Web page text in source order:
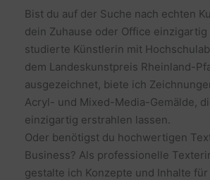
Bist du auf der Suche nach echten
dein Zuhause oder Office einzigartig
studierte Künstlerin mit
dem Landeskunstpreis Rheinland-
ausgezeichnet, biete ich
Acryl- und Mixed-Media-Gemälde,
einzigartig erstrahlen lassen.
Oder benötigst du hochwertigen
Business? Als professionelle
gestalte ich Konzepte und Inhalte